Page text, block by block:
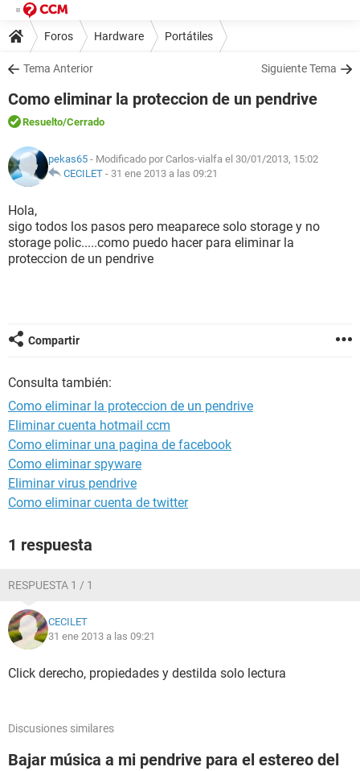
Foros Hardware Portátiles
Tema Anterior Siguiente Tema
Como eliminar la proteccion de un pendrive
Resuelto/Cerrado
pekas65 - Modificado por Carlos-vialfa el 30/01/2013, 15:02
CECILET - 31 ene 2013 a las 09:21
Hola,
sigo todos los pasos pero meaparece solo storage y no
storage polic.....como puedo hacer para eliminar la
proteccion de un pendrive
Compartir
Consulta también:
Como eliminar la proteccion de un pendrive
Eliminar cuenta hotmail ccm
Como eliminar una pagina de facebook
Como eliminar spyware
Eliminar virus pendrive
Como eliminar cuenta de twitter
1 respuesta
RESPUESTA 1 / 1
CECILET
31 ene 2013 a las 09:21
Click derecho, propiedades y destilda solo lectura
Discusiones similares
Bajar música a mi pendrive para el estereo del